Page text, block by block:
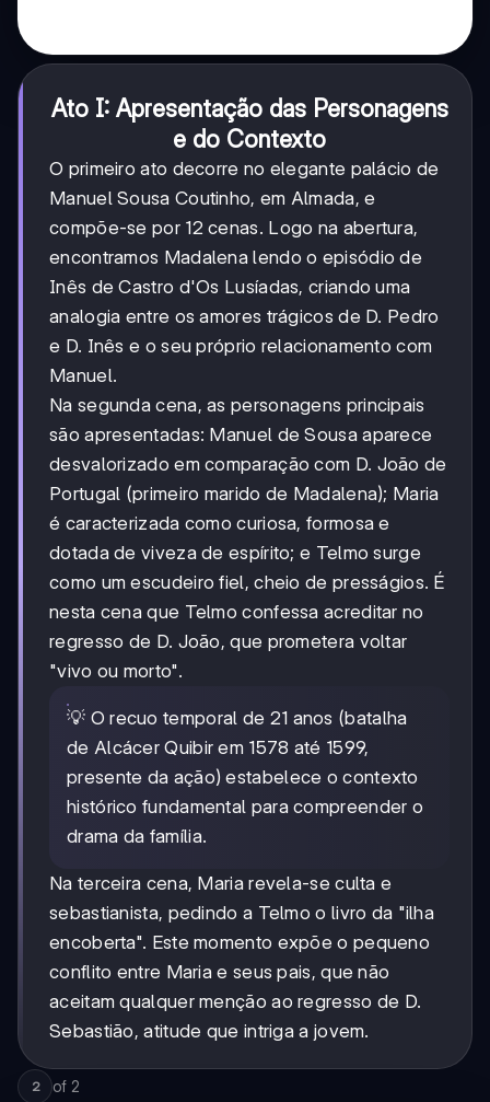
Ato I: Apresentação das Personagens
e do Contexto
O primeiro ato decorre no elegante palácio de
Manuel Sousa Coutinho, em Almada, e
compõe-se por 12 cenas. Logo na abertura,
encontramos Madalena lendo o episódio de
Inês de Castro d'Os Lusíadas, criando uma
analogia entre os amores trágicos de D. Pedro
e D. Inês e o seu próprio relacionamento com
Manuel.
Na segunda cena, as personagens principais
são apresentadas: Manuel de Sousa aparece
desvalorizado em comparação com D. João de
Portugal (primeiro marido de Madalena); Maria
é caracterizada como curiosa, formosa e
dotada de viveza de espírito; e Telmo surge
como um escudeiro fiel, cheio de presságios. É
nesta cena que Telmo confessa acreditar no
regresso de D. João, que prometera voltar
"vivo ou morto".
💡 O recuo temporal de 21 anos (batalha
de Alcácer Quibir em 1578 até 1599,
presente da ação) estabelece o contexto
histórico fundamental para compreender o
drama da família.
Na terceira cena, Maria revela-se culta e
sebastianista, pedindo a Telmo o livro da "ilha
encoberta". Este momento expõe o pequeno
conflito entre Maria e seus pais, que não
aceitam qualquer menção ao regresso de D.
Sebastião, atitude que intriga a jovem.
2 of 2